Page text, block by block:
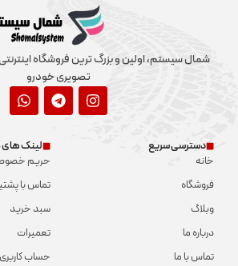
شمال سیستم، اولین و بزرگ ترین فروشگاه
تصویری خودرو
دسترسی سریع
خانه
فروشگاه
وبلاگ
درباره ما
تماس با ما
لینک های
حریم
تماس با
سبد خرید
تعمیرات
حساب کاربری